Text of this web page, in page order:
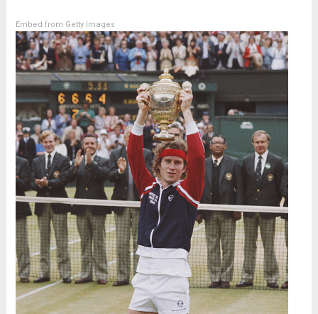
Embed from Getty Images